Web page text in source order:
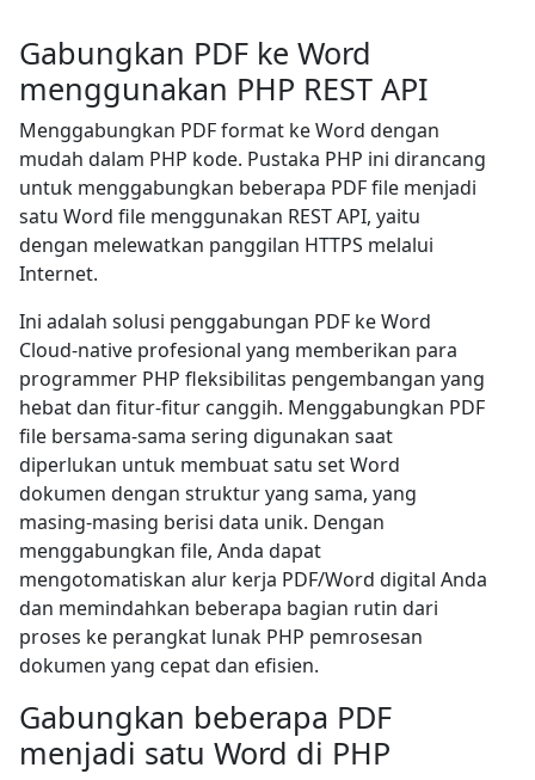
Gabungkan PDF ke Word
menggunakan PHP REST API
Menggabungkan PDF format ke Word dengan
mudah dalam PHP kode. Pustaka PHP ini dirancang
untuk menggabungkan beberapa PDF file menjadi
satu Word file menggunakan REST API, yaitu
dengan melewatkan panggilan HTTPS melalui
Internet.
Ini adalah solusi penggabungan PDF ke Word
Cloud-native profesional yang memberikan para
programmer PHP fleksibilitas pengembangan yang
hebat dan fitur-fitur canggih. Menggabungkan PDF
file bersama-sama sering digunakan saat
diperlukan untuk membuat satu set Word
dokumen dengan struktur yang sama, yang
masing-masing berisi data unik. Dengan
menggabungkan file, Anda dapat
mengotomatiskan alur kerja PDF/Word digital Anda
dan memindahkan beberapa bagian rutin dari
proses ke perangkat lunak PHP pemrosesan
dokumen yang cepat dan efisien.
Gabungkan beberapa PDF
menjadi satu Word di PHP